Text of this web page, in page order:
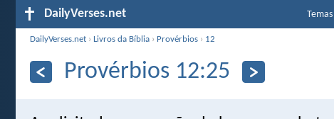
DailyVerses.net Temas
DailyVerses.net ›Livros da Bíblia › Provérbios › 12
Provérbios 12:25